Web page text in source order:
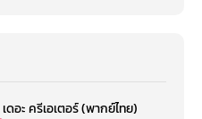
อะ ครีเอเตอร์ (พากย์ไทย)